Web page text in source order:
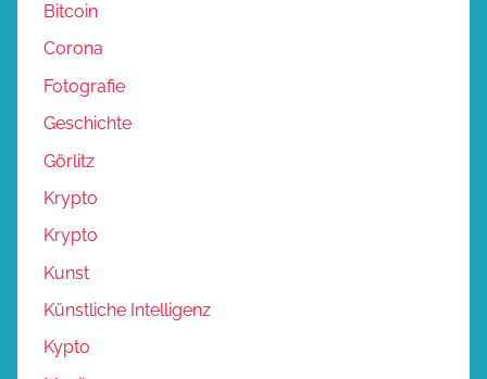
Bitcoin
Corona
Fotografie
Geschichte
Görlitz
Krypto
Krypto
Kunst
Künstliche Intelligenz
Kypto